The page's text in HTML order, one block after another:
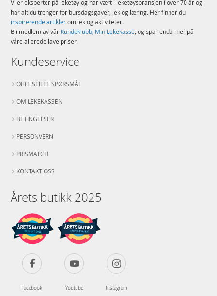
Vi er eksperter på leketøy og har vært i leketøysbransjen i over 70 år og
har alt du trenger for bursdagsgaver, lek og læring. Her finner du
inspirerende artiklerom lek og aktiviteter.
Bli medlem av vår Kundeklubb, Min Lekekasse, og spar enda mer på
våre allerede lave priser.
Kundeservice
OFTE STILTE SPØRSMÅL
OM LEKEKASSEN
BETINGELSER
PERSONVERN
PRISMATCH
KONTAKT OSS
Årets butikk 2025
Facebook Youtube Instagram